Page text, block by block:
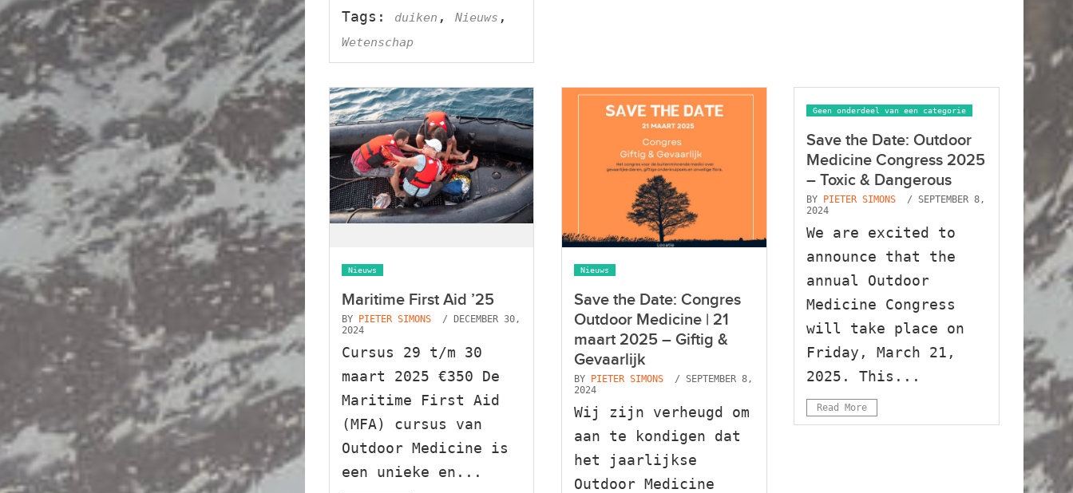
Tags: duiken , Nieuws ,
Wetenschap
Nieuws
Maritime First Aid ’25
BY PIETER SIMONS
/ DECEMBER 30,
2024
Cursus 29 t/m 30
maart 2025 €350 De
Maritime First Aid
(MFA) cursus van
Outdoor Medicine is
een unieke en...
Nieuws
Save the Date: Congres
Outdoor Medicine | 21
maart 2025 – Giftig &
Gevaarlijk
BY PIETER SIMONS
/ SEPTEMBER 8,
2024
Wij zijn verheugd om
aan te kondigen dat
het jaarlijkse
Outdoor Medicine
Geen onderdeel van een categorie
Save the Date: Outdoor
Medicine Congress 2025
– Toxic & Dangerous
BY PIETER SIMONS
/ SEPTEMBER 8,
2024
We are excited to
announce that the
annual Outdoor
Medicine Congress
will take place on
Friday, March 21,
2025. This...
Read More